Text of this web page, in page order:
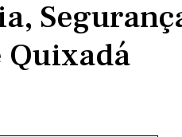
Quixadá